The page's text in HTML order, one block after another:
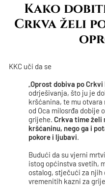
Kako
Crkva želi
KKC uči da se
„Oprost dobiva po Crkvi
odrješivanja, što ju je
kršćanina, te mu
od Oca milosrđa dobije
grijehe.Crkva time želi
kršćaninu, nego ga i
pokore i ljubavi.
Budući da su vjerni
istog općinstva svetih,
ostalog, stječući za njih
vremenitih kazni za